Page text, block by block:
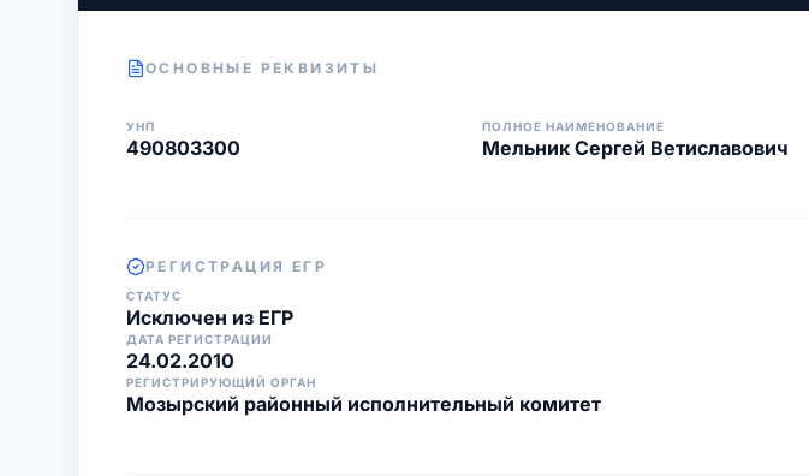
ОСНОВНЫЕ РЕКВИЗИТЫ
УНП
490803300
ПОЛНОЕ НАИМЕНОВАНИЕ
Мельник Сергей Ветиславович
РЕГИСТРАЦИЯ ЕГР
СТАТУС
Исключен из ЕГР
ДАТА РЕГИСТРАЦИИ
24.02.2010
РЕГИСТРИРУЮЩИЙ ОРГАН
Мозырский районный исполнительный комитет